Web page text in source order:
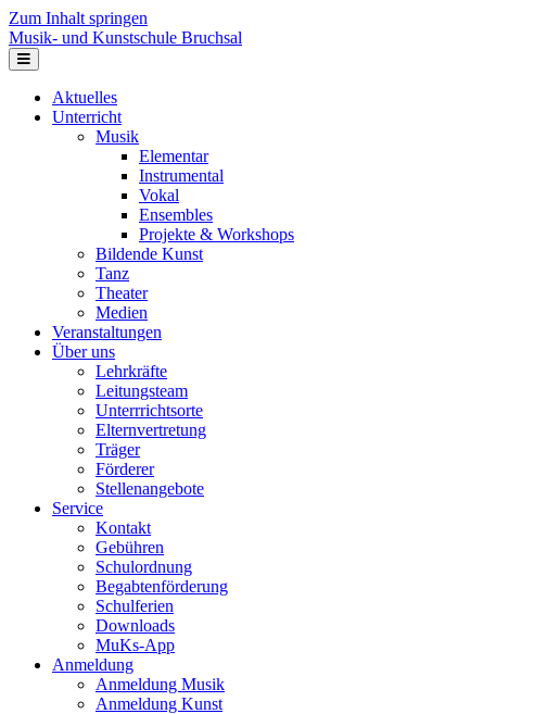
Zum Inhalt springen
Musik- und Kunstschule Bruchsal
Navigation
Aktuelles
Unterricht
Musik
Elementar
Instrumental
Vokal
Ensembles
Projekte & Workshops
Bildende Kunst
Tanz
Theater
Medien
Veranstaltungen
Über uns
Lehrkräfte
Leitungsteam
Unterrrichtsorte
Elternvertretung
Träger
Förderer
Stellenangebote
Service
Kontakt
Gebühren
Schulordnung
Begabtenförderung
Schulferien
Downloads
MuKs-App
Anmeldung
Anmeldung Musik
Anmeldung Kunst